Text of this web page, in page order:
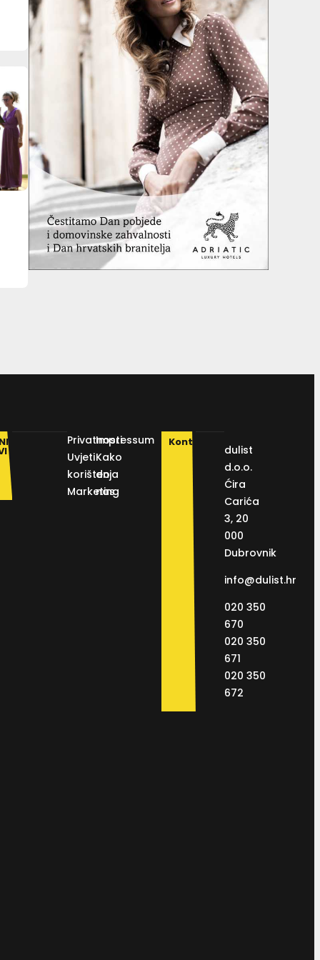
Privatnosti
Uvjeti
korištenja
Marketing
Impressum
Kako
do
nas
Kontakt
dulist
d.o.o.
Ćira
Carića
3, 20
000
Dubrovnik
info@dulist.hr
020 350
670
020 350
671
020 350
672